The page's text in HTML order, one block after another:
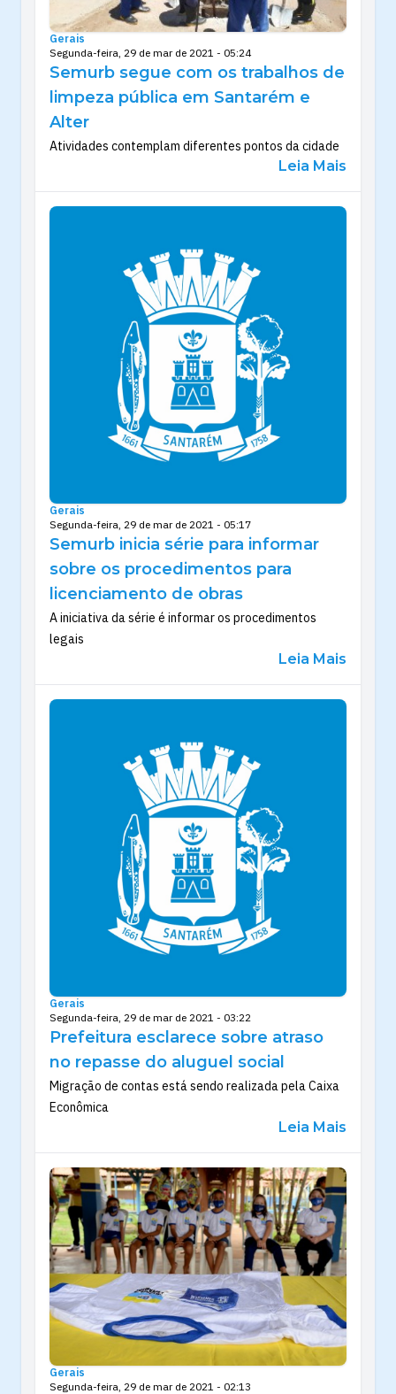
Gerais
Segunda-feira, 29 de mar de 2021 - 05:24
Semurb segue com os trabalhos de
limpeza pública em Santarém e
Alter
Atividades contemplam diferentes pontos da cidade
Leia Mais
Gerais
Segunda-feira, 29 de mar de 2021 - 05:17
Semurb inicia série para informar
sobre os procedimentos para
licenciamento de obras
A iniciativa da série é informar os procedimentos
legais
Leia Mais
Gerais
Segunda-feira, 29 de mar de 2021 - 03:22
Prefeitura esclarece sobre atraso
no repasse do aluguel social
Migração de contas está sendo realizada pela Caixa
Econômica
Leia Mais
Gerais
Segunda-feira, 29 de mar de 2021 - 02:13